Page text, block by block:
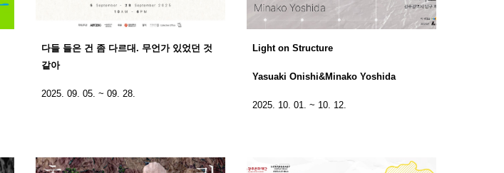
다들 들은 건 좀 다르대. 무언가 있었던 것
같아
2025. 09. 05. ~ 09. 28.
Light on Structure
Yasuaki Onishi&Minako Yoshida
2025. 10. 01. ~ 10. 12.